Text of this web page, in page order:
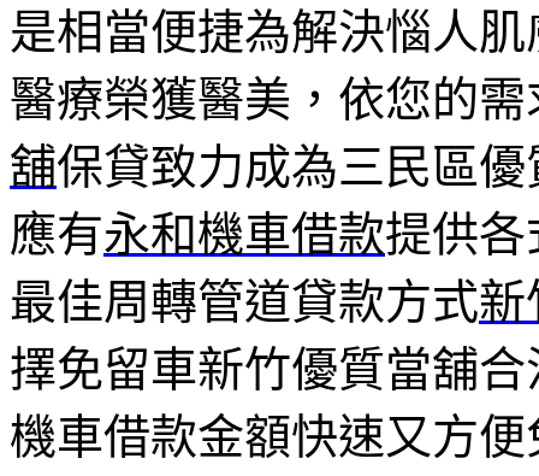
是相當便捷為解決惱人肌
醫療榮獲醫美，依您的
舖保貸致力成為三民區
應有永和機車借款提供
最佳周轉管道貸款方式新
擇免留車新竹優質當舖
機車借款金額快速又方